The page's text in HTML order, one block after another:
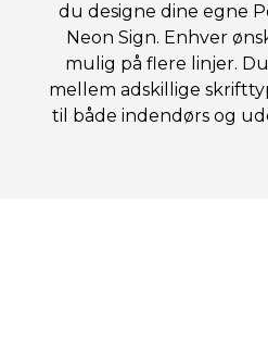
du designe dine egne
Neon Sign. Enhver
mulig på flere linjer.
mellem adskillige
til både indendørs og